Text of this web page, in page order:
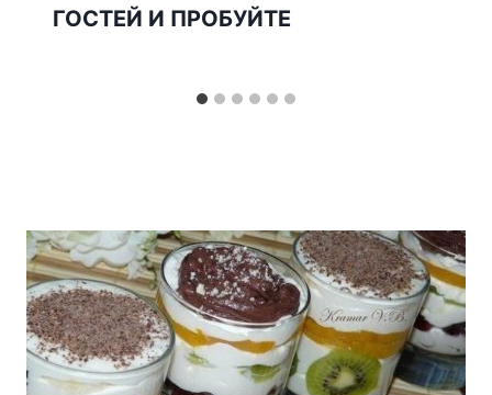
ГОСТЕЙ И ПРОБУЙТЕ